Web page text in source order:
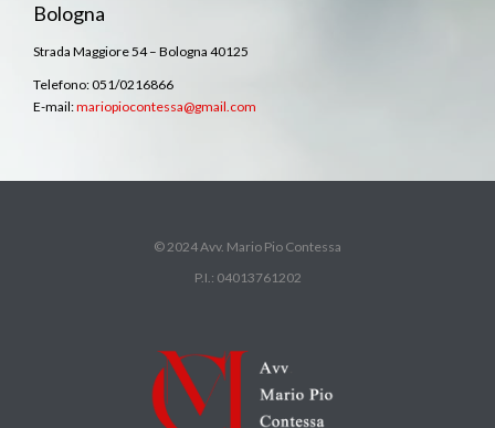
Bologna
Strada Maggiore 54 – Bologna 40125
Telefono: 051/0216866
E-mail:mariopiocontessa@gmail.com
© 2024 Avv. Mario Pio Contessa
P.I.: 04013761202